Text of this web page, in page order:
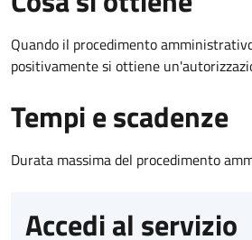
Quando il procedimento
positivamente si ottiene
Tempi e scadenze
Durata massima del procedimento
Accedi al servizio